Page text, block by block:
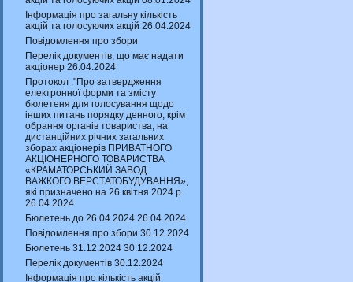
Інформація про загальну кількість
акцій та голосуючих акцій 26.04.2024
Повідомлення про збори
Перелік документів, що має надати
акціонер 26.04.2024
Протокол ."Про затвердження
електронної форми та змісту
бюлетеня для голосування щодо
інших питань порядку денного, крім
обрання органів товариства, на
дистанційних річних загальних
зборах акціонерів ПРИВАТНОГО
АКЦІОНЕРНОГО ТОВАРИСТВА
«КРАМАТОРСЬКИЙ ЗАВОД
ВАЖКОГО ВЕРСТАТОБУДУВАННЯ»,
які призначено на 26 квітня 2024 р.
26.04.2024
Бюлетень до 26.04.2024 26.04.2024
Повідомлення про збори 30.12.2024
Бюлетень 31.12.2024 30.12.2024
Перелік документів 30.12.2024
Інформація про кількість акцій